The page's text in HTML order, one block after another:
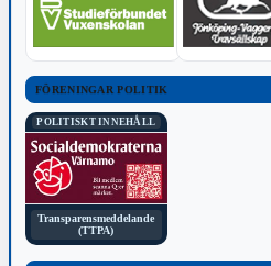
FÖRENINGAR POLITIK
POLITISKT INNEHÅLL
Transparensmeddelande
(TTPA)